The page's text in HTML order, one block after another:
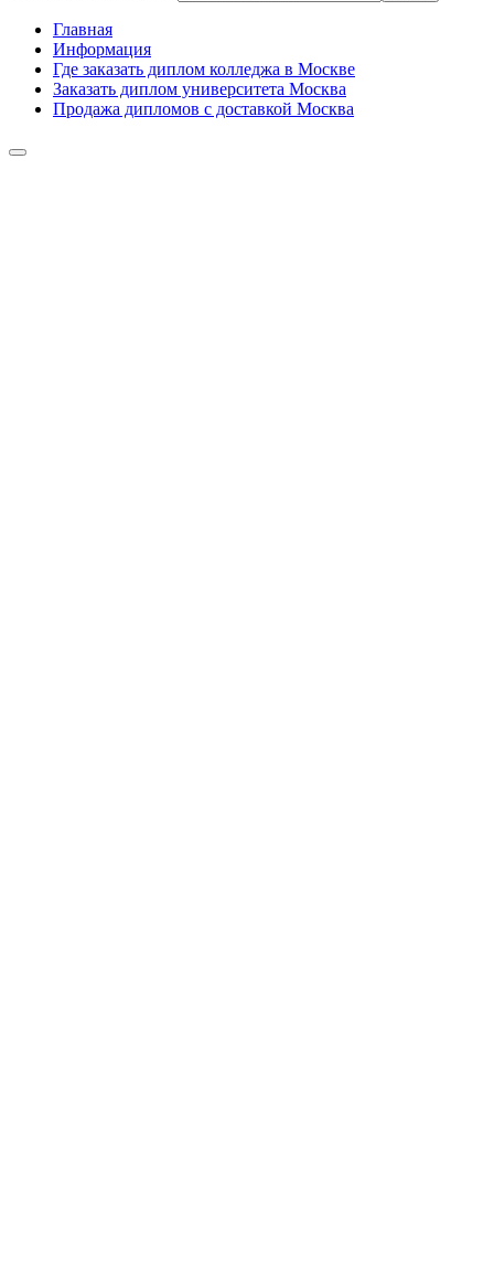
Главная
Информация
Где заказать диплом колледжа в Москве
Заказать диплом университета Москва
Продажа дипломов с доставкой Москва